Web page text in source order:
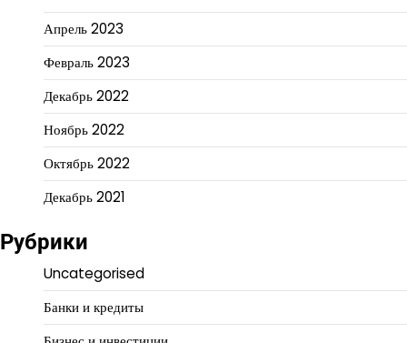
Апрель 2023
Февраль 2023
Декабрь 2022
Ноябрь 2022
Октябрь 2022
Декабрь 2021
Рубрики
Uncategorised
Банки и кредиты